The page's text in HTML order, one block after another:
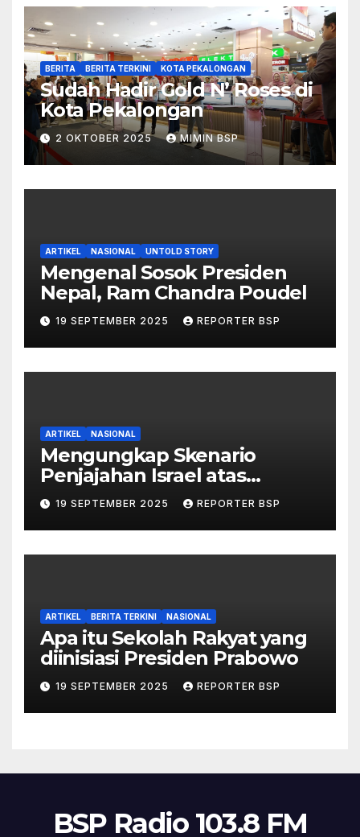
BERITA BERITA TERKINI KOTA PEKALONGAN
Sudah Hadir Gold N’ Roses di
Kota Pekalongan
2 OKTOBER 2025 MIMIN BSP
ARTIKEL NASIONAL UNTOLD STORY
Mengenal Sosok Presiden
Nepal, Ram Chandra Poudel
19 SEPTEMBER 2025 REPORTER BSP
ARTIKEL NASIONAL
Mengungkap Skenario
Penjajahan Israel atas
Palestina dalam Buku Ilan
Pappé
19 SEPTEMBER 2025 REPORTER BSP
ARTIKEL BERITA TERKINI NASIONAL
Apa itu Sekolah Rakyat yang
diinisiasi Presiden Prabowo
19 SEPTEMBER 2025 REPORTER BSP
BSP Radio 103.8 FM